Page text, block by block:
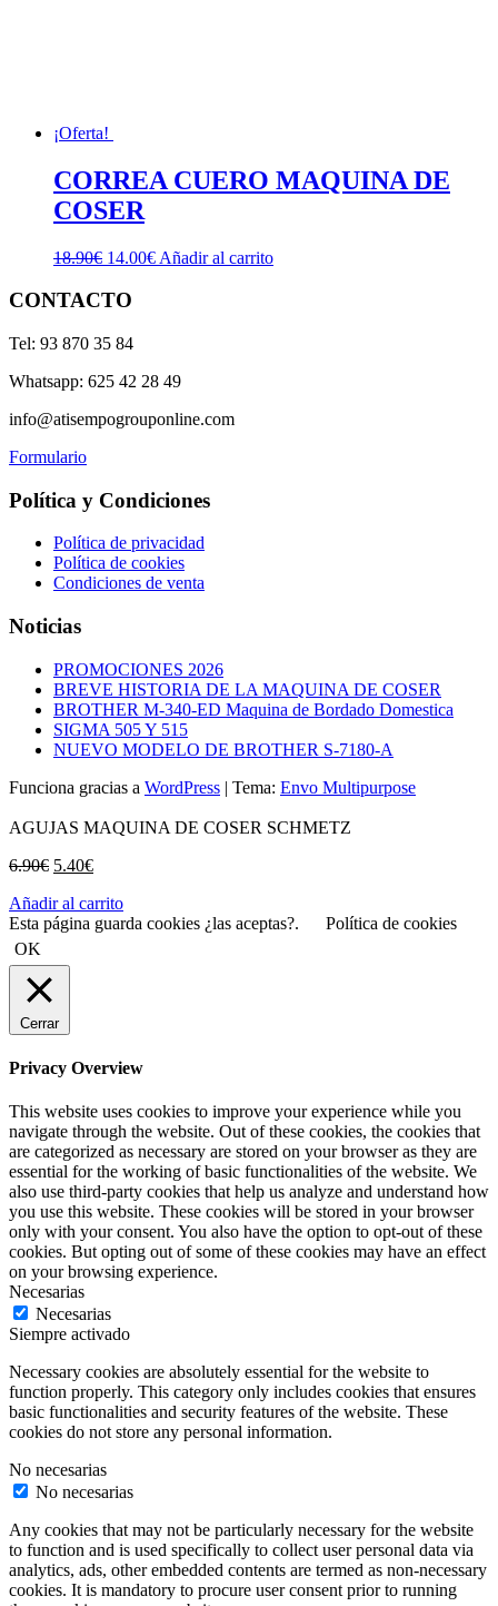
¡Oferta!
CORREA CUERO MAQUINA DE
COSER
18.90€ El
original
18.90€.
14.00€ElAñadir al carrito
CONTACTO
Tel: 93 870 35 84
Whatsapp: 625 42 28 49
info@atisempogrouponline.com
Formulario
Política y Condiciones
Política de privacidad
Política de cookies
Condiciones de venta
Noticias
PROMOCIONES 2026
BREVE HISTORIA DE LA MAQUINA DE COSER
BROTHER M-340-ED Maquina de Bordado Domestica
SIGMA 505 Y 515
NUEVO MODELO DE BROTHER S-7180-A
Funciona gracias a WordPress | Tema: Envo Multipurpose
AGUJAS MAQUINA DE COSER SCHMETZ
6.90€ El
original
era:
5.40€El
actual
es:
Añadir al carrito
Esta página guarda cookies ¿las aceptas?.
Política de cookies
OK
Cerrar
Privacy Overview
This website uses cookies to improve your experience while you
navigate through the website. Out of these cookies, the cookies that
are categorized as necessary are stored on your browser as they are
essential for the working of basic functionalities of the website. We
also use third-party cookies that help us analyze and understand how
you use this website. These cookies will be stored in your browser
only with your consent. You also have the option to opt-out of these
cookies. But opting out of some of these cookies may have an effect
on your browsing experience.
Necesarias
Necesarias
Siempre activado
Necessary cookies are absolutely essential for the website to
function properly. This category only includes cookies that ensures
basic functionalities and security features of the website. These
cookies do not store any personal information.
No necesarias
No necesarias
Any cookies that may not be particularly necessary for the website
to function and is used specifically to collect user personal data via
analytics, ads, other embedded contents are termed as non-necessary
cookies. It is mandatory to procure user consent prior to running